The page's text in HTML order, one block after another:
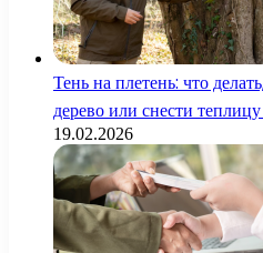
Тень на плетень: что
дерево или снести
19.02.2026